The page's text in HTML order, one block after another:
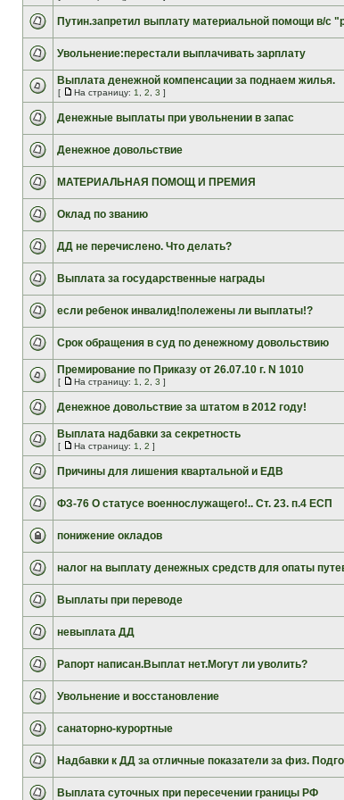
Путин.запретил выплату материальной помощи в/с
Увольнение:перестали выплачивать зарплату
Выплата денежной компенсации за поднаем жилья.
[ На страницу: 1 2 3 ]
Денежные выплаты при увольнении в запас
Денежное довольствие
МАТЕРИАЛЬНАЯ ПОМОЩ И ПРЕМИЯ
Оклад по званию
ДД не перечислено. Что делать?
Выплата за государственные награды
если ребенок инвалид!полежены ли выплаты!?
Срок обращения в суд по денежному довольствию
Премирование по Приказу от 26.07.10 г. N 1010
[ На страницу: 1 2 3 ]
Денежное довольствие за штатом в 2012 году!
Выплата надбавки за секретность
[ На страницу: 1 2 ]
Причины для лишения квартальной и ЕДВ
ФЗ-76 О статусе военнослужащего!.. Ст. 23. п.4 ЕСП
понижение окладов
налог на выплату денежных средств для опаты
Выплаты при переводе
невыплата ДД
Рапорт написан.Выплат нет.Могут ли уволить?
Увольнение и восстановление
санаторно-курортные
Надбавки к ДД за отличные показатели за физ.
Выплата суточных при пересечении границы РФ